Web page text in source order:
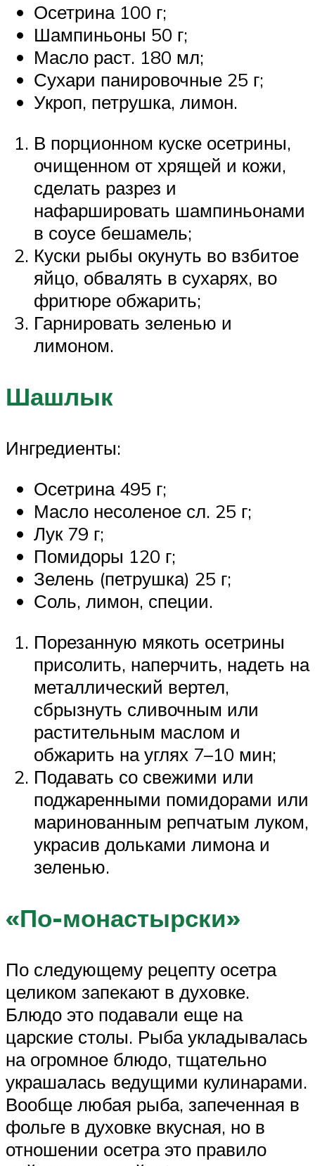
Осетрина 100 г;
Шампиньоны 50 г;
Масло раст. 180 мл;
Сухари панировочные 25 г;
Укроп, петрушка, лимон.
В порционном куске осетрины,
очищенном от хрящей и кожи,
сделать разрез и
нафаршировать шампиньонами
в соусе бешамель;
Куски рыбы окунуть во взбитое
яйцо, обвалять в сухарях, во
фритюре обжарить;
Гарнировать зеленью и
лимоном.
Шашлык
Ингредиенты:
Осетрина 495 г;
Масло несоленое сл. 25 г;
Лук 79 г;
Помидоры 120 г;
Зелень (петрушка) 25 г;
Соль, лимон, специи.
Порезанную мякоть осетрины
присолить, наперчить, надеть на
металлический вертел,
сбрызнуть сливочным или
растительным маслом и
обжарить на углях 7–10 мин;
Подавать со свежими или
поджаренными помидорами или
маринованным репчатым луком,
украсив дольками лимона и
зеленью.
«По-монастырски»
По следующему рецепту осетра
целиком запекают в духовке.
Блюдо это подавали еще на
царские столы. Рыба укладывалась
на огромное блюдо, тщательно
украшалась ведущими кулинарами.
Вообще любая рыба, запеченная в
фольге в духовке вкусная, но в
отношении осетра это правило